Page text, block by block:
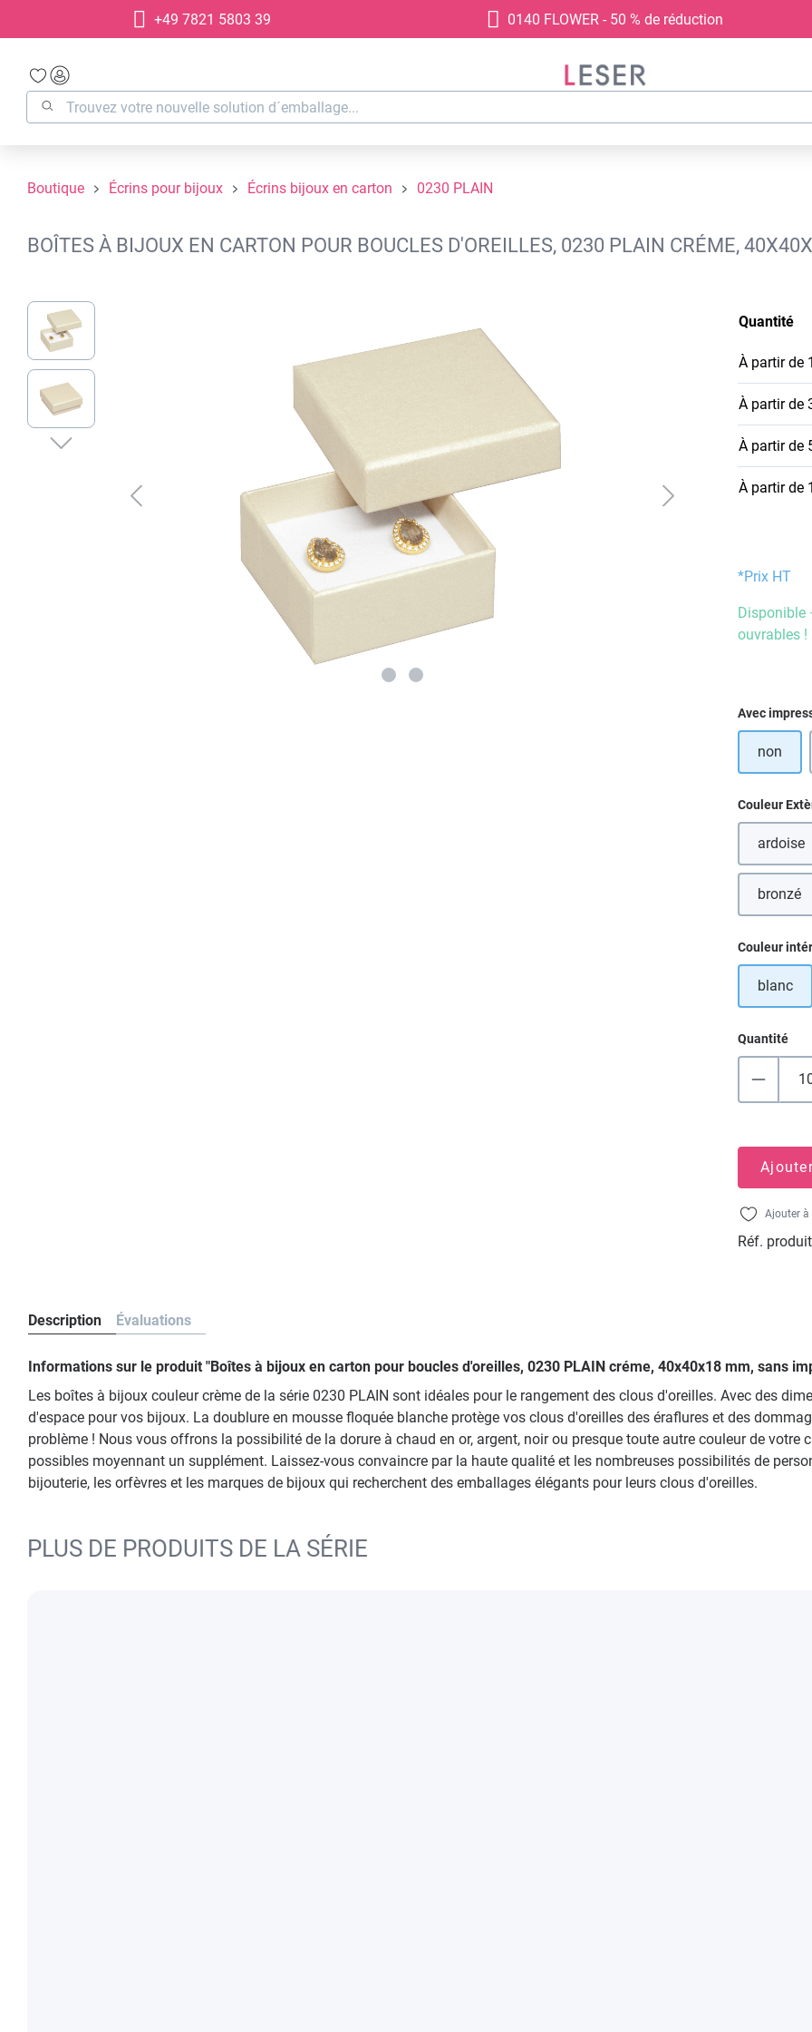
Passer à la navigation principale
+49 7821 5803 39 0140 FLOWER - 50 % de réduction
Boutique Écrins pour bijoux Écrins bijoux en carton 0230 PLAIN
BOÎTES À BIJOUX EN CARTON POUR BOUCLES D'OREILLES, 0230 PLAIN CRÉME,
Ignorer la galerie d'images
Quantité
À partir de
À partir de
À partir de
À partir de
*Prix HT
Disponible
ouvrables !
Avec
non
Couleur
ardoise
bronzé
Couleur
blanc
Quantité
Ajouter à
Réf.
Description Évaluations
Informations sur le produit "Boîtes à bijoux en carton pour boucles d'oreilles, 0230 PLAIN créme, 40x40x18 mm, sans
Les boîtes à bijoux couleur crème de la série 0230 PLAIN sont idéales pour le rangement des clous d'oreilles. Avec des
d'espace pour vos bijoux. La doublure en mousse floquée blanche protège vos clous d'oreilles des éraflures et des
problème ! Nous vous offrons la possibilité de la dorure à chaud en or, argent, noir ou presque toute autre couleur de
possibles moyennant un supplément. Laissez-vous convaincre par la haute qualité et les nombreuses possibilités de
bijouterie, les orfèvres et les marques de bijoux qui recherchent des emballages élégants pour leurs clous d'oreilles.
PLUS DE PRODUITS DE LA SÉRIE